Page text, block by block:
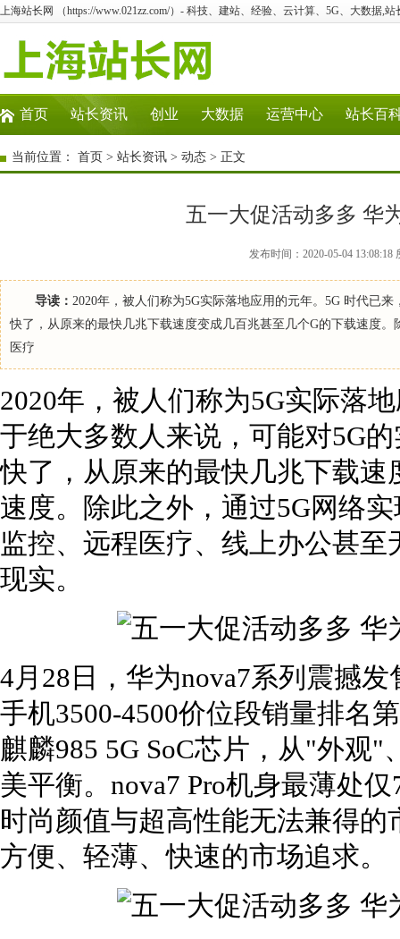
上海站长网 （https://www.021zz.com/）- 科技、建站、经验、云计算、5G、大数据,站
首页 站长资讯 创业 大数据 运营中心 站长百
当前位置： 首页 > 站长资讯 > 动态 > 正文
五一大促活动多多 华
发布时间：2020-05-04
导读： 2020年，被人们称为5G实际落地应用的元年。5G 时代已
快了，从原来的最快几兆下载速度变成几百兆甚至几个G的下载速度
医疗
2020年，被人们称为5G实际落
于绝大多数人来说，可能对5G
快了，从原来的最快几兆下载
速度。除此之外，通过5G网络
监控、远程医疗、线上办公甚
现实。
4月28日，华为nova7系列震撼
手机3500-4500价位段销量排名
麒麟985 5G SoC芯片，从"外观
美平衡。nova7 Pro机身最薄处
时尚颜值与超高性能无法兼得
方便、轻薄、快速的市场追求。